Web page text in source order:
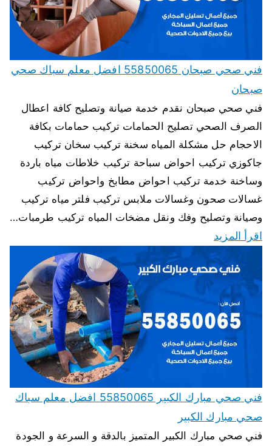
فني صحي صبحان 55850065 افضل معلم سباك صحي
صبحان
فني صحي صبحان نقدم خدمة صيانة وتصليح كافة اعطال
الصرف الصحي تصليح الحمامات تركيب حمامات بكافة
الاحجام حل مشكلة المياه سخنة تركيب سخان تركيب
جاكوزي تركيب احواض سباحة تركيب خلاطات مياه باردة
وساخنة خدمة تركيب احواض مطابخ واحواض تركيب
غسالات صحون وغسالات ملابس تركيب فلتر مياه تركيب
وصيانة وتصليح وفك ونقل مضخات المياه تركيب طرمبات…
اقرأ المزيد
فني صحي مبارك الكبير 55850065 افضل معلم سباك
صحي مبارك الكبير
فني صحي مبارك الكبير المتميز بالدقة و السرعة و الجودة